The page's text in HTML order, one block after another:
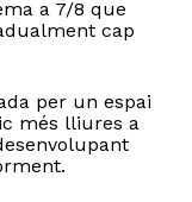
a 7/8 que
cap
per un espai
més lliures a